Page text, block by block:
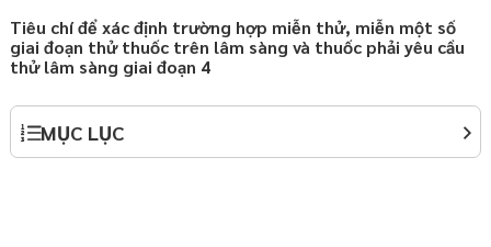
Tiêu chí để xác định trường hợp miễn thử, miễn một số
giai đoạn thử thuốc trên lâm sàng và thuốc phải yêu cầu
thử lâm sàng giai đoạn 4
MỤC LỤC
đồng chuyển giao
Luật Doanh